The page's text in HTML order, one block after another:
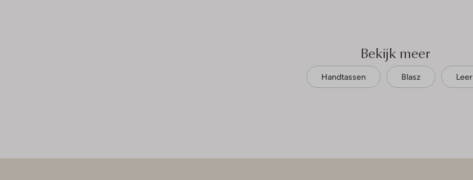
Bekijk meer
Handtassen Blasz Leer